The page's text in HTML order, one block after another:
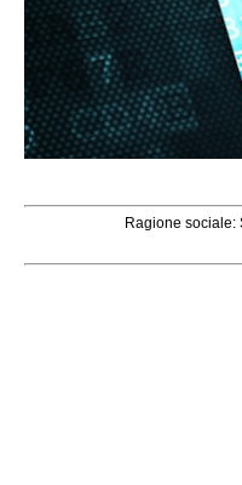
Ragione sociale: